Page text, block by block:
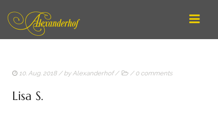
10. Aug. 2018/ byAlexanderhof/ / 0 comments
Lisa S.